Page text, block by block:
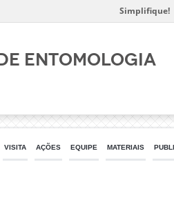
Simplifique!
Entomologia
VISITA AÇÕES EQUIPE MATERIAIS